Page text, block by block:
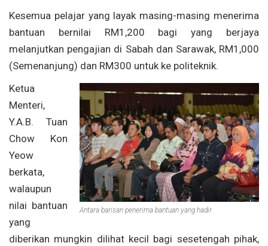
Kesemua pelajar yang layak masing-masing menerima
bantuan bernilai RM1,200 bagi yang berjaya
melanjutkan pengajian di Sabah dan Sarawak, RM1,000
(Semenanjung) dan RM300 untuk ke politeknik.
Antara barisan penerima bantuan yang hadir.
Ketua
Menteri,
Y.A.B. Tuan
Chow Kon
Yeow
berkata,
walaupun
nilai bantuan
yang
diberikan mungkin dilihat kecil bagi sesetengah pihak,